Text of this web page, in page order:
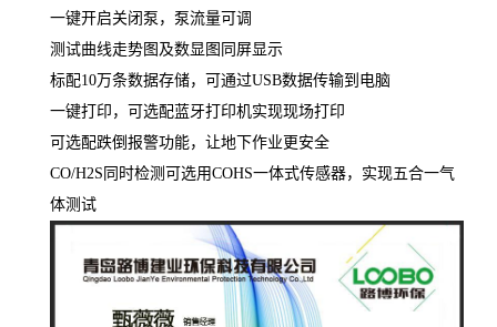
一键开启关闭泵，泵流量可调
测试曲线走势图及数显图同屏显示
标配10万条数据存储，可通过USB数据传输到电脑
一键打印，可选配蓝牙打印机实现现场打印
可选配跌倒报警功能，让地下作业更安全
CO/H2S同时检测可选用COHS一体式传感器，实现五合一气
体测试